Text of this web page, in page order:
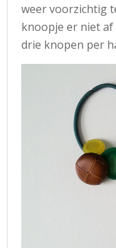
weer voorzichtig
knoopje er niet af
drie knopen per